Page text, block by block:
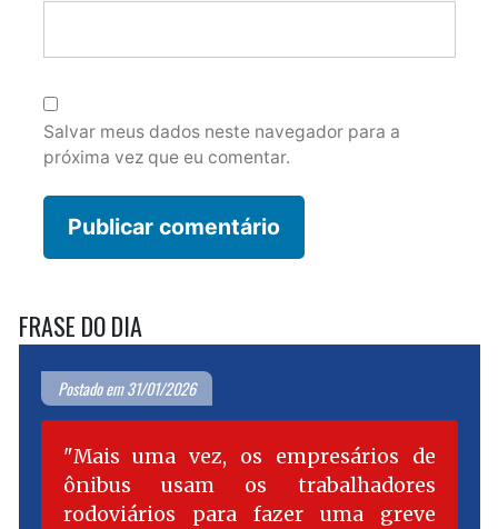
Salvar meus dados neste navegador para a
próxima vez que eu comentar.
FRASE DO DIA
Postado em 31/01/2026
Mais uma vez, os empresários de
ônibus usam os trabalhadores
rodoviários para fazer uma greve